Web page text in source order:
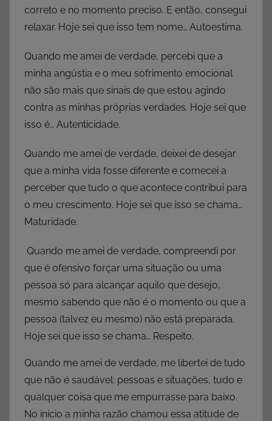
correto e no momento preciso. E então, consegui
relaxar. Hoje sei que isso tem nome… Autoestima.
Quando me amei de verdade, percebi que a
minha angústia e o meu sofrimento emocional
não são mais que sinais de que estou agindo
contra as minhas próprias verdades. Hoje sei que
isso é… Autenticidade.
Quando me amei de verdade, deixei de desejar
que a minha vida fosse diferente e comecei a
perceber que tudo o que acontece contribui para
o meu crescimento. Hoje sei que isso se chama…
Maturidade.
Quando me amei de verdade, compreendi por
que é ofensivo forçar uma situação ou uma
pessoa só para alcançar aquilo que desejo,
mesmo sabendo que não é o momento ou que a
pessoa (talvez eu mesmo) não está preparada.
Hoje sei que isso se chama… Respeito.
Quando me amei de verdade, me libertei de tudo
que não é saudável: pessoas e situações, tudo e
qualquer coisa que me empurrasse para baixo.
No início a minha razão chamou essa atitude de